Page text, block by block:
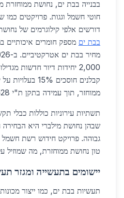
בבנייה בבת ים, נחושת
חוטי חשמל וגגות. פרויקטים כמו
דורשים אלפי קילוגרמים של
בבת ים מספק חומרים איכותיים
קבלנים חוסכים
ממוחזר, תוך עמידה בתקן ת"י 528.
תשתיות עירוניות כוללות כבלי
שבהן נחושת מילברי היא
טון נחושת ממוחזרת, מה שמוזיל
יישומים בתעשייה ומגזר
תעשיות בבת ים, כמו ייצור